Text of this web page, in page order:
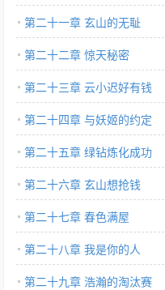
第二十一章 玄山的无耻
第二十二章 惊天秘密
第二十三章 云小迟好有钱
第二十四章 与妖姬的约定
第二十五章 绿钻炼化成功
第二十六章 玄山想抢钱
第二十七章 春色满屋
第二十八章 我是你的人
第二十九章 浩瀚的淘汰赛